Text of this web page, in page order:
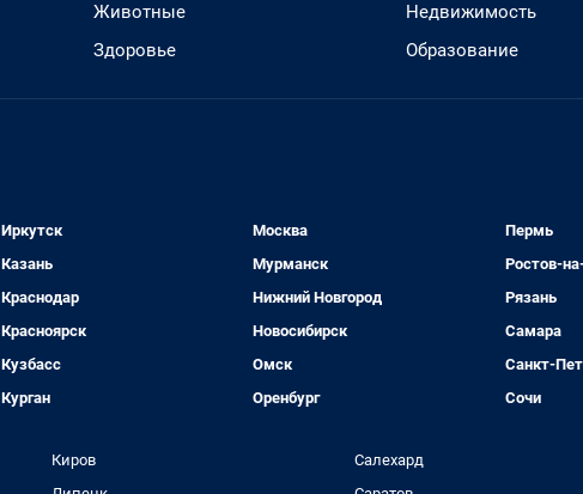
Животные
Здоровье
Недвижимость
Образование
Иркутск
Казань
Краснодар
Красноярск
Кузбасс
Курган
Москва
Мурманск
Нижний Новгород
Новосибирск
Омск
Оренбург
Пермь
Ростов-
Рязань
Самара
Санкт-
Сочи
Киров
Салехард